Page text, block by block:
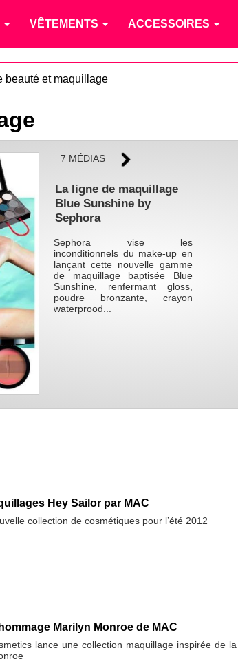
VÊTEMENTS ACCESSOIRES
beauté et maquillage
7 MÉDIAS
La ligne de maquillage
Blue Sunshine by
Sephora
Sephora vise les
inconditionnels du make-up en
lançant cette nouvelle gamme
de maquillage baptisée Blue
Sunshine, renfermant gloss,
poudre bronzante, crayon
waterprood...
Hey Sailor par MAC
collection de cosmétiques pour l’été 2012
Marilyn Monroe de MAC
lance une collection maquillage inspirée de la